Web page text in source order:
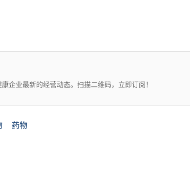
企业最新的经营动态。扫描二维码，立即订阅！
药物